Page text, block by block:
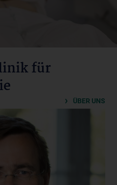
für
ÜBER UNS